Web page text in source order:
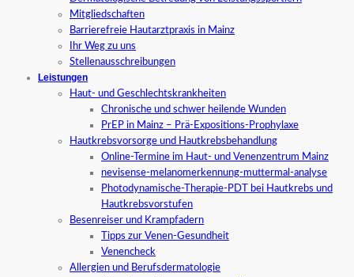
Mitgliedschaften
Barrierefreie Hautarztpraxis in Mainz
Ihr Weg zu uns
Stellenausschreibungen
Leistungen
Haut- und Geschlechtskrankheiten
Chronische und schwer heilende Wunden
PrEP in Mainz – Prä-Expositions-Prophylaxe
Hautkrebsvorsorge und Hautkrebsbehandlung
Online-Termine im Haut- und Venenzentrum Mainz
nevisense-melanomerkennung-muttermal-analyse
Photodynamische-Therapie-PDT bei Hautkrebs und
Hautkrebsvorstufen
Besenreiser und Krampfadern
Tipps zur Venen-Gesundheit
Venencheck
Allergien und Berufsdermatologie